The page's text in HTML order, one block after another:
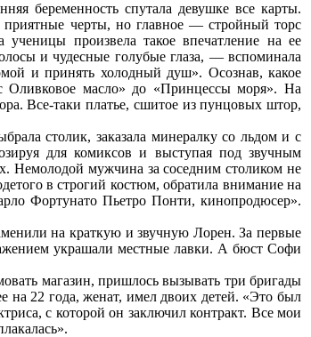
беременность спутала девушке все карты.
приятные черты, но главное — стройный торс
произвела такое впечатление на ее
и чудесные голубые глаза, — вспоминала
и принять холодный душ». Осознав, какое
Оливковое масло» до «Принцессы моря». На
Все-таки платье, сшитое из пунцовых штор,
столик, заказала минералку со льдом и с
для комиксов и выступая под звучным
Немолодой мужчина за соседним столиком не
в строгий костюм, обратила внимание на
Фортунато Пьетро Понти, кинопродюсер».
на краткую и звучную Лорен. За первые
украшали местные лавки. А бюст Софи
магазин, пришлось вызывать три бригады
на 22 года, женат, имел двоих детей. «Это был
с которой он заключил контракт. Все мои